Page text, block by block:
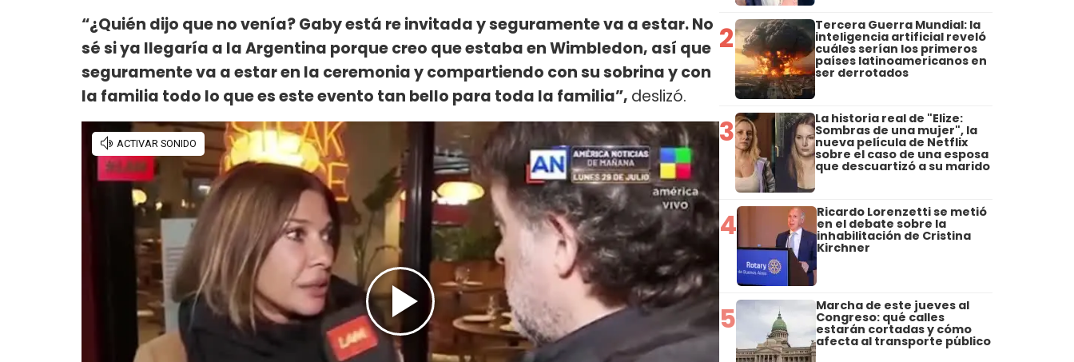
“¿Quién dijo que no venía? Gaby está re invitada y seguramente va a estar. No
sé si ya llegaría a la Argentina porque creo que estaba en Wimbledon, así que
seguramente va a estar en la ceremonia y compartiendo con su sobrina y con
la familia todo lo que es este evento tan bello para toda la familia”, deslizó.
2 Tercera Guerra Mundial: la
inteligencia artificial reveló
cuáles serían los primeros
países latinoamericanos en
ser derrotados
3 La historia real de "Elize:
Sombras de una mujer", la
nueva película de Netflix
sobre el caso de una esposa
que descuartizó a su marido
4 Ricardo Lorenzetti se metió
en el debate sobre la
inhabilitación de Cristina
Kirchner
5 Marcha de este jueves al
Congreso: qué calles
estarán cortadas y cómo
afecta al transporte público